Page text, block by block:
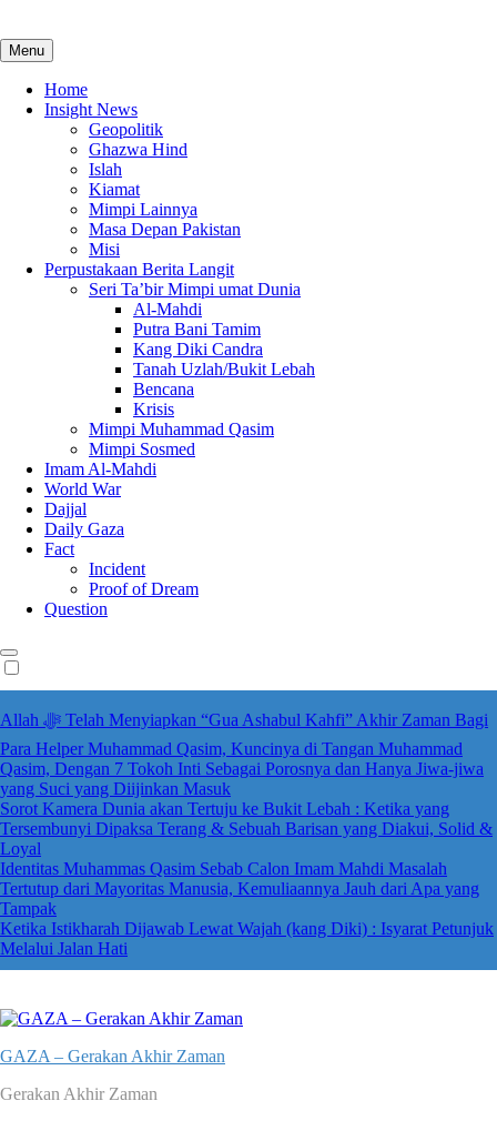
Menu
Home
Insight News
Geopolitik
Ghazwa Hind
Islah
Kiamat
Mimpi Lainnya
Masa Depan Pakistan
Misi
Perpustakaan Berita Langit
Seri Ta’bir Mimpi umat Dunia
Al-Mahdi
Putra Bani Tamim
Kang Diki Candra
Tanah Uzlah/Bukit Lebah
Bencana
Krisis
Mimpi Muhammad Qasim
Mimpi Sosmed
Imam Al-Mahdi
World War
Dajjal
Daily Gaza
Fact
Incident
Proof of Dream
Question
Allah ﷻ Telah Menyiapkan “Gua Ashabul Kahfi” Akhir Zaman Bagi
Para Helper Muhammad Qasim, Kuncinya di Tangan Muhammad
Qasim, Dengan 7 Tokoh Inti Sebagai Porosnya dan Hanya Jiwa-jiwa
yang Suci yang Diijinkan Masuk
Sorot Kamera Dunia akan Tertuju ke Bukit Lebah : Ketika yang
Tersembunyi Dipaksa Terang & Sebuah Barisan yang Diakui, Solid &
Loyal
Identitas Muhammas Qasim Sebab Calon Imam Mahdi Masalah
Tertutup dari Mayoritas Manusia, Kemuliaannya Jauh dari Apa yang
Tampak
Ketika Istikharah Dijawab Lewat Wajah (kang Diki) : Isyarat Petunjuk
Melalui Jalan Hati
GAZA – Gerakan Akhir Zaman
Gerakan Akhir Zaman